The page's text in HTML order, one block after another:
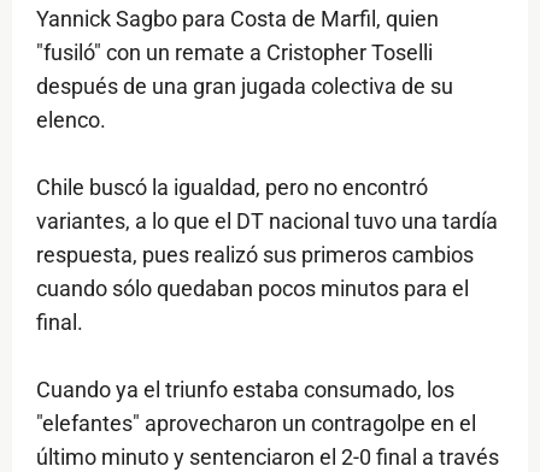
Yannick Sagbo para Costa de Marfil, quien
"fusiló" con un remate a Cristopher Toselli
después de una gran jugada colectiva de su
elenco.
Chile buscó la igualdad, pero no encontró
variantes, a lo que el DT nacional tuvo una tardía
respuesta, pues realizó sus primeros cambios
cuando sólo quedaban pocos minutos para el
final.
Cuando ya el triunfo estaba consumado, los
"elefantes" aprovecharon un contragolpe en el
último minuto y sentenciaron el 2-0 final a través